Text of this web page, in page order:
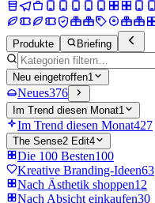
Produkte Briefing
Neu eingetroffen1
Neues376
Im Trend diesen Monat1
Im Trend diesen Monat427
The Sense2 Edit4
Die 100 Besten100
Kreative Branding-Ideen63
Nach Ästhetik shoppen12
Nach Absicht einkaufen30